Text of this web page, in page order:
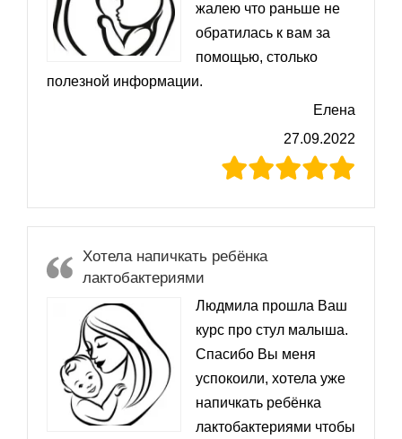
жалею что раньше не
обратилась к вам за
помощью, столько
полезной информации.
Елена
27.09.2022
Хотела напичкать ребёнка
лактобактериями
Людмила прошла Ваш
курс про стул малыша.
Спасибо Вы меня
успокоили, хотела уже
напичкать ребёнка
лактобактериями чтобы